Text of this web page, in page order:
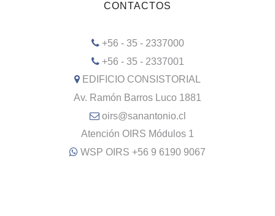
CONTACTOS
+56 - 35 - 2337000
+56 - 35 - 2337001
EDIFICIO CONSISTORIAL
Av. Ramón Barros Luco 1881
oirs@sanantonio.cl
Atención OIRS Módulos 1
WSP OIRS +56 9 6190 9067